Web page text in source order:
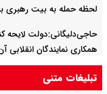
لحظه حمله به بیت رهبری
حاجی‌دلیگانی:دولت لایحه
همکاری نمایندگان انقلابی
تبلیغات متنی